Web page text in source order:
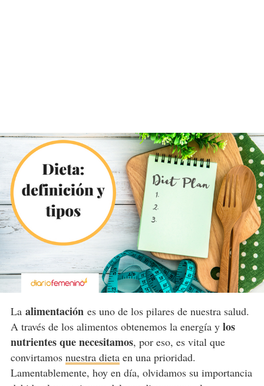
La alimentación es uno de los pilares de nuestra salud.
A través de los alimentos obtenemos la energía y los
nutrientes que necesitamos, por eso, es vital que
convirtamos nuestra dietaen una prioridad.
Lamentablemente, hoy en día, olvidamos su importancia